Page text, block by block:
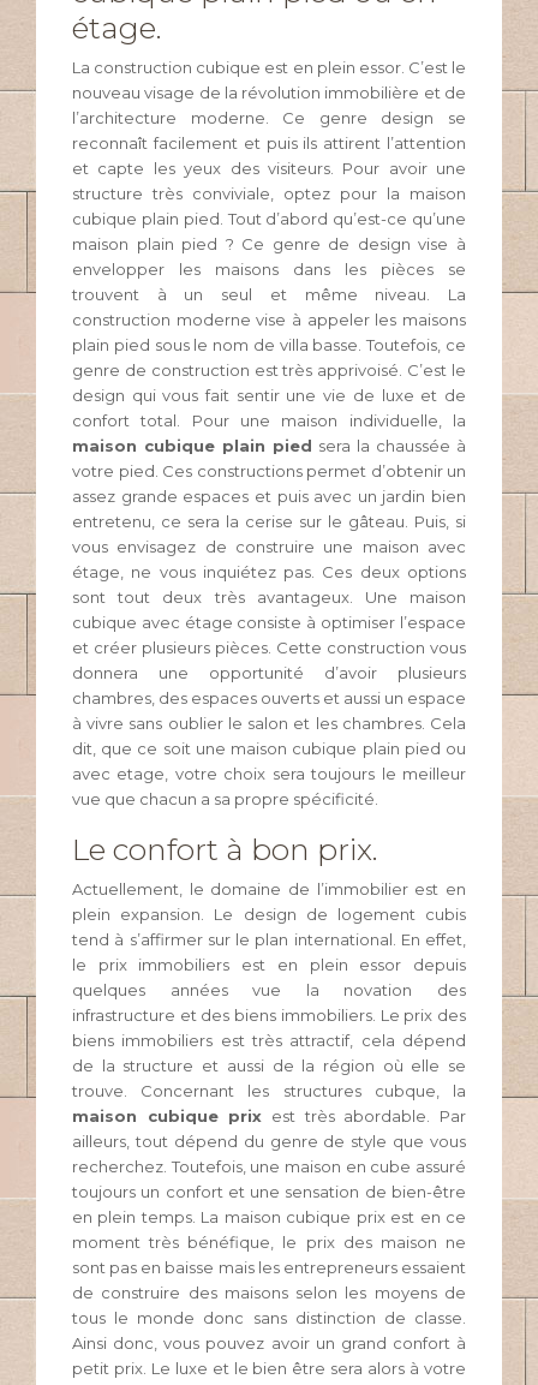
étage.
La construction cubique est en plein essor. C’est le
nouveau visage de la révolution immobilière et de
l’architecture moderne. Ce genre design se
reconnaît facilement et puis ils attirent l’attention
et capte les yeux des visiteurs. Pour avoir une
structure très conviviale, optez pour la maison
cubique plain pied. Tout d’abord qu’est-ce qu’une
maison plain pied ? Ce genre de design vise à
envelopper les maisons dans les pièces se
trouvent à un seul et même niveau. La
construction moderne vise à appeler les maisons
plain pied sous le nom de villa basse. Toutefois, ce
genre de construction est très apprivoisé. C’est le
design qui vous fait sentir une vie de luxe et de
confort total. Pour une maison individuelle, la
maison cubique plain pied sera la chaussée à
votre pied. Ces constructions permet d’obtenir un
assez grande espaces et puis avec un jardin bien
entretenu, ce sera la cerise sur le gâteau. Puis, si
vous envisagez de construire une maison avec
étage, ne vous inquiétez pas. Ces deux options
sont tout deux très avantageux. Une maison
cubique avec étage consiste à optimiser l’espace
et créer plusieurs pièces. Cette construction vous
donnera une opportunité d’avoir plusieurs
chambres, des espaces ouverts et aussi un espace
à vivre sans oublier le salon et les chambres. Cela
dit, que ce soit une maison cubique plain pied ou
avec etage, votre choix sera toujours le meilleur
vue que chacun a sa propre spécificité.
Le confort à bon prix.
Actuellement, le domaine de l’immobilier est en
plein expansion. Le design de logement cubis
tend à s’affirmer sur le plan international. En effet,
le prix immobiliers est en plein essor depuis
quelques années vue la novation des
infrastructure et des biens immobiliers. Le prix des
biens immobiliers est très attractif, cela dépend
de la structure et aussi de la région où elle se
trouve. Concernant les structures cubque, la
maison cubique prix est très abordable. Par
ailleurs, tout dépend du genre de style que vous
recherchez. Toutefois, une maison en cube assuré
toujours un confort et une sensation de bien-être
en plein temps. La maison cubique prix est en ce
moment très bénéfique, le prix des maison ne
sont pas en baisse mais les entrepreneurs essaient
de construire des maisons selon les moyens de
tous le monde donc sans distinction de classe.
Ainsi donc, vous pouvez avoir un grand confort à
petit prix. Le luxe et le bien être sera alors à votre